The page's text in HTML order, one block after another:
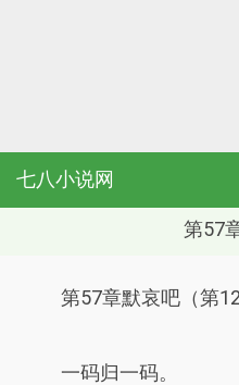
七八小说网
第57
第57章默哀吧（第12
一码归一码。